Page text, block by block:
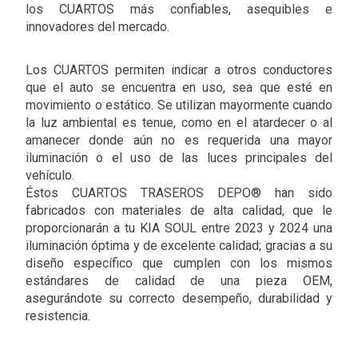
los CUARTOS más confiables, asequibles e
innovadores del mercado.
Los CUARTOS permiten indicar a otros conductores
que el auto se encuentra en uso, sea que esté en
movimiento o estático. Se utilizan mayormente cuando
la luz ambiental es tenue, como en el atardecer o al
amanecer donde aún no es requerida una mayor
iluminación o el uso de las luces principales del
vehículo.
Éstos CUARTOS TRASEROS DEPO® han sido
fabricados con materiales de alta calidad, que le
proporcionarán a tu KIA SOUL entre 2023 y 2024 una
iluminación óptima y de excelente calidad; gracias a su
diseño específico que cumplen con los mismos
estándares de calidad de una pieza OEM,
asegurándote su correcto desempeño, durabilidad y
resistencia.